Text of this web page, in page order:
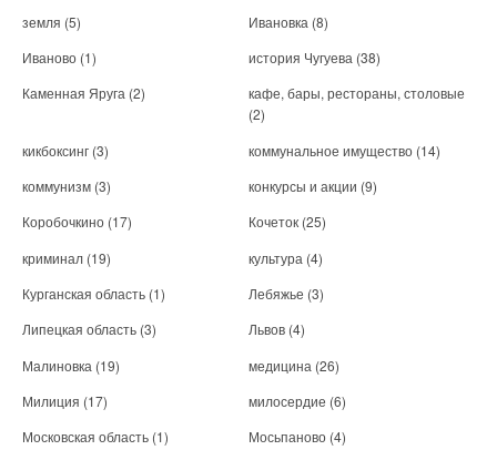
земля (5) Ивановка (8)
Иваново (1) история Чугуева (38)
Каменная Яруга (2)
кафе, бары, рестораны, столовые
(2)
кикбоксинг (3) коммунальное имущество (14)
коммунизм (3) конкурсы и акции (9)
Коробочкино (17) Кочеток (25)
криминал (19) культура (4)
Курганская область (1) Лебяжье (3)
Липецкая область (3) Львов (4)
Малиновка (19) медицина (26)
Милиция (17) милосердие (6)
Московская область (1) Мосьпаново (4)